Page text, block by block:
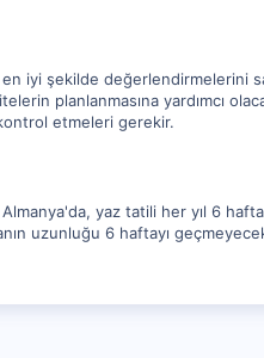
iyi şekilde değerlendirmelerini
planlanmasına yardımcı
etmeleri gerekir.
yaz tatili her yıl 6 hafta
uzunluğu 6 haftayı